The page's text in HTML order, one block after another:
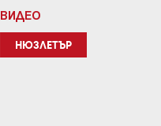
ВИДЕО
НЮЗЛЕТЪР